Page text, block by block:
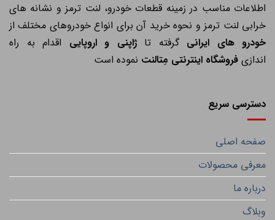
اطلاعات مناسب در زمینه قطعات خودرو، لنت ترمز و نشانه های
خرابی لنت ترمز و نحوه خرید آن برای انواع خودروهای مختلف از
خودرو های ایرانیگرفته تاژاپنی و اروپاییاقدام به راه
اندازیفروشگاه اینترنتی مِتالنتنموده است
دسترسی سریع
صفحه اصلی
معرفی محصولات
درباره ما
وبلاگ